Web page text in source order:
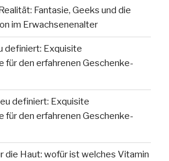
Fantasie, Geeks und die
im Erwachsenenalter
definiert: Exquisite
für den erfahrenen Geschenke-
definiert: Exquisite
für den erfahrenen Geschenke-
die Haut: wofür ist welches Vitamin